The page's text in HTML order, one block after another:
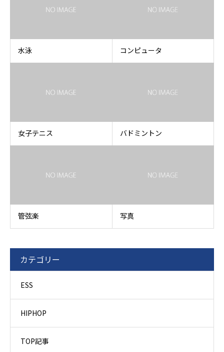
水泳 コンピュータ
女子テニス バドミントン
管弦楽 写真
カテゴリー
ESS
HIPHOP
TOP記事